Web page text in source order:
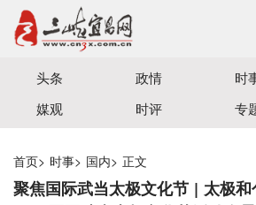
宜昌三峡融媒体中心主办
头条 政情 时
媒观
时评 专
首页> 时事> 国内> 正文
聚焦国际武当太极文化节 | 太极